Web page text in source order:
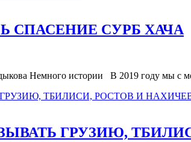
СПАСЕНИЕ СУРБ ХАЧА
Немного истории В 2019 году мы с
ГРУЗИЮ,